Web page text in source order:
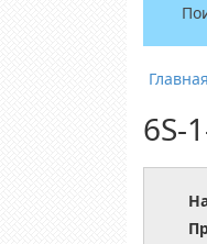
Главная
6S-